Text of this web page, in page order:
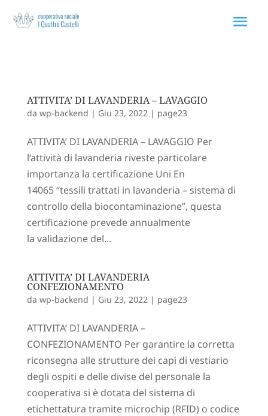
ATTIVITA’ DI LAVANDERIA – LAVAGGIO
da wp-backend | Giu 23, 2022| page23
ATTIVITA’ DI LAVANDERIA – LAVAGGIO Per
l’attività di lavanderia riveste particolare
importanza la certificazione Uni En
14065 “tessili trattati in lavanderia – sistema di
controllo della biocontaminazione”, questa
certificazione prevede annualmente
la validazione del...
ATTIVITA’ DI LAVANDERIA
CONFEZIONAMENTO
da wp-backend | Giu 23, 2022| page23
ATTIVITA’ DI LAVANDERIA –
CONFEZIONAMENTO Per garantire la corretta
riconsegna alle strutture dei capi di vestiario
degli ospiti e delle divise del personale la
cooperativa si è dotata del sistema di
etichettatura tramite microchip (RFID) o codice